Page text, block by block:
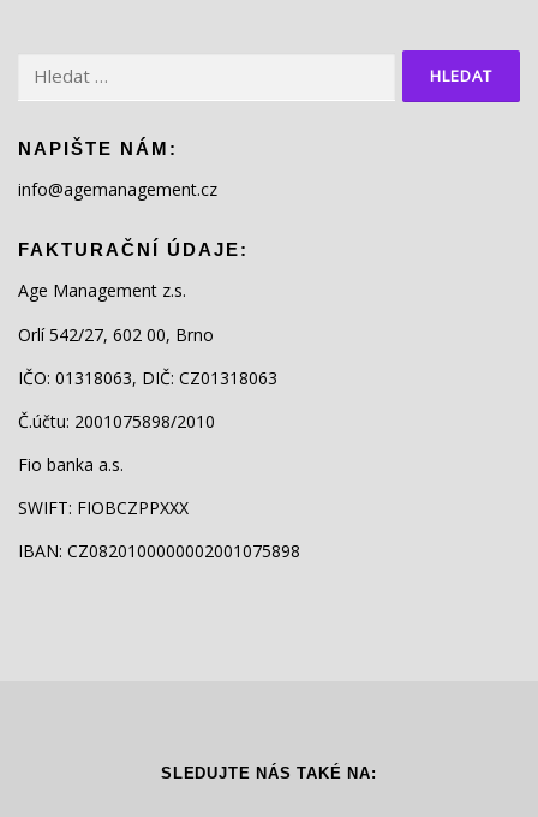
Vyhledávání
NAPIŠTE NÁM:
info@agemanagement.cz
FAKTURAČNÍ ÚDAJE:
Age Management z.s.
Orlí 542/27, 602 00, Brno
IČO: 01318063, DIČ: CZ01318063
Č.účtu: 2001075898/2010
Fio banka a.s.
SWIFT: FIOBCZPPXXX
IBAN: CZ0820100000002001075898
SLEDUJTE NÁS TAKÉ NA: